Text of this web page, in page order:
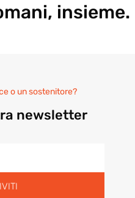
insieme.
o un sostenitore?
newsletter